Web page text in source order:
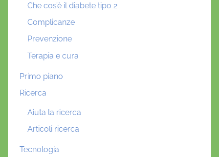
Che cos’è il diabete tipo 2
Complicanze
Prevenzione
Terapia e cura
Primo piano
Ricerca
Aiuta la ricerca
Articoli ricerca
Tecnologia